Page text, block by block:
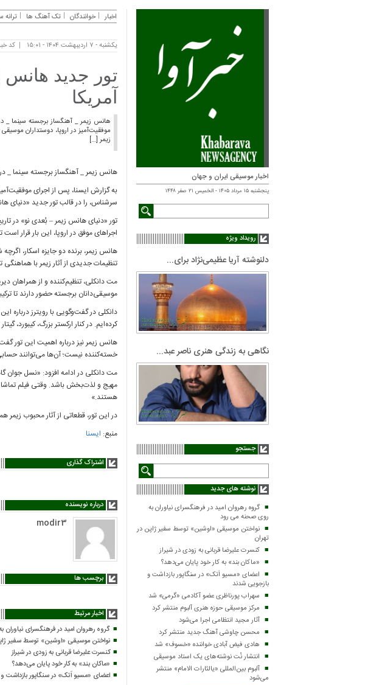
اخبار موسیقی ایران و جهان
پنجشنبه ۱۵ مرداد ۱۴۰۵ - الخميس ۲۱ صفر ۱۴۴۸
رویداد ویژه
دلنوشته آریا عظیمی‌نژاد برای...
نگاهی به زندگی هنری ناصر عبد...
جستجو
نوشته های جدید
گروه رهروان امید در فرهنگسرای نیاوران به
روی صحنه می رود
نواختن موسیقی «اوشین» توسط سفیر ژاپن در
تهران
کنسرت علیرضا قربانی به زودی در شیراز
«ماکان بند» به کار خود پایان می‌دهد؟
اعضای «مسیو اَتک» در سنگاپور بازداشت و
بازجویی شدند
سهراب پورناظری عضو آکادمی «گرمی» شد
مرکز موسیقی حوزه هنری آلبوم منتشر کرد
آثار مجید انتظامی اجرا می‌شود
محسن چاوشی آهنگ جدید منتشر کرد
هادی فیض آبادی خواننده «خسوف» شد
انتشار نُت نوشته‌های یک استاد موسیقی
آلبوم بین‌المللی «یالثارات الامام» منتشر
می‌شود
اخبار خوانندگان تک آهنگ ها ترانه
یکشنبه - ۷ اردیبهشت ۱۴۰۴ - ۱۵:۰۱ کد خبر :
آمریکا
موفقیت‌آمیز در اروپا، دوستداران
زیمر […]
هانس زیمر _ آهنگساز برجسته سینما _ در تور جدید خود در ۲۴ شهر آمریکا،
به گزارش ایسنا، پس از اجرای
سرشناس، را در قالب تور جدید «دنیای هانس زیمر – بُعدی نو» در ۲۴
اجراهای موفق در اروپا، این بار قرار
هانس زیمر، برنده دو جایزه اسکار،
تنظیمات جدیدی از آثار زیمر با
مت دانکلی، تنظیم‌کننده و از همراهان
موسیقی‌دانان برجسته حضور دارند تا
دانکلی در گفت‌وگویی با رویترز
کرده‌ایم. در کنار ارکستر بزرگ، کیبورد،
هانس زیمر نیز درباره اهمیت این تور
خسته‌کننده نیست؛ آن‌ها می‌توانند
مت دانکلی در ادامه افزود: «نسل جوان
مهیج و لذت‌بخش باشد. وقتی فیلم
هستند.»
در این تور، قطعاتی از آثار محبوب زیمر
منبع: ایسنا
اشتراک گذاری
درباره نویسنده
modir3
برچسب ها
اخبار مرتبط
گروه رهروان امید در فرهنگسرای
نواختن موسیقی «اوشین» توسط سفیر
کنسرت علیرضا قربانی به زودی در شیراز
«ماکان بند» به کار خود پایان می‌دهد؟
اعضای «مسیو اَتک» در سنگاپور بازداشت